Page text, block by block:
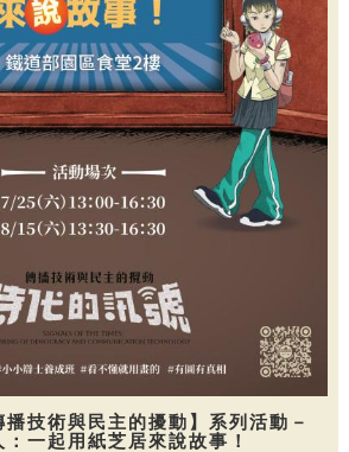
播技術與民主的擾動】系列活動－
一起用紙芝居來說故事！